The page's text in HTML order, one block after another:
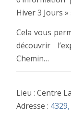
Hiver 3 Jours
Cela vous
découvrir
Chemin…
Lieu : Centre
Adresse :